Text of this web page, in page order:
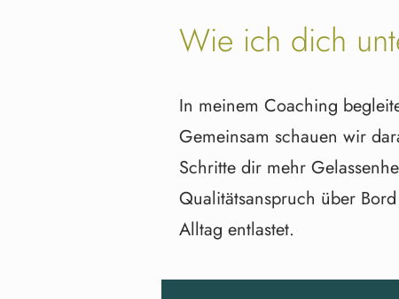
Wie ich dich
In meinem Coaching
Gemeinsam schauen wir
Schritte dir mehr
Qualitätsanspruch über
Alltag entlastet.